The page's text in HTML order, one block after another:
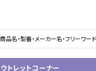
トレットコーナー